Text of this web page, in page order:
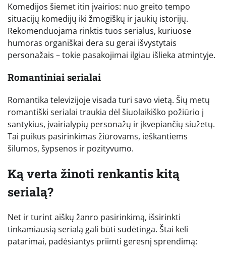
Komedijos šiemet itin įvairios: nuo greito tempo
situacijų komedijų iki žmogiškų ir jaukių istorijų.
Rekomenduojama rinktis tuos serialus, kuriuose
humoras organiškai dera su gerai išvystytais
personažais – tokie pasakojimai ilgiau išlieka atmintyje.
Romantiniai serialai
Romantika televizijoje visada turi savo vietą. Šių metų
romantiški serialai traukia dėl šiuolaikiško požiūrio į
santykius, įvairialypių personažų ir įkvepiančių siužetų.
Tai puikus pasirinkimas žiūrovams, ieškantiems
šilumos, šypsenos ir pozityvumo.
Ką verta žinoti renkantis kitą
serialą?
Net ir turint aiškų žanro pasirinkimą, išsirinkti
tinkamiausią serialą gali būti sudėtinga. Štai keli
patarimai, padėsiantys priimti geresnį sprendimą: